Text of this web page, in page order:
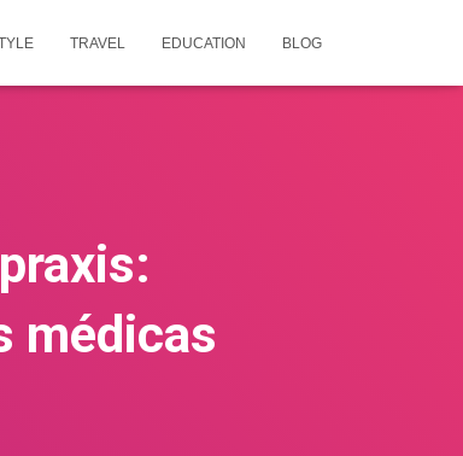
TRAVEL EDUCATION BLOG
médicas